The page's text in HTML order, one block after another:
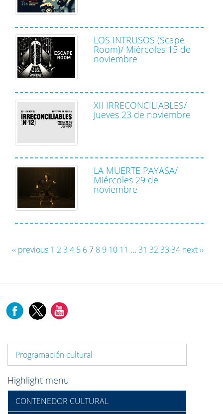
LOS INTRUSOS (Scape
Room)/ Miércoles 15 de
noviembre
XII IRRECONCILIABLES/
Jueves 23 de noviembre
LA MUERTE PAYASA/
Miércoles 29 de
noviembre
‹‹ previous 1 2 3 4 5 6 7 8 9 10 11 ... 31 32 33 34 next ››
Programación cultural
Highlight menu
CONTENEDOR CULTURAL